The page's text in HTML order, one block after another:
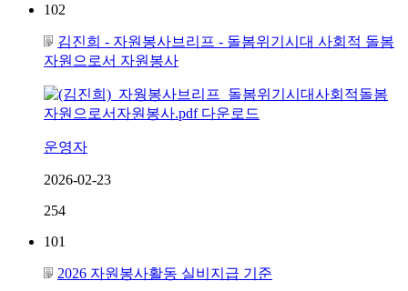
102
김진희 - 자원봉사브리프 - 돌봄위기시대 사회적 돌봄
자원으로서 자원봉사
운영자
2026-02-23
254
101
2026 자원봉사활동 실비지급 기준